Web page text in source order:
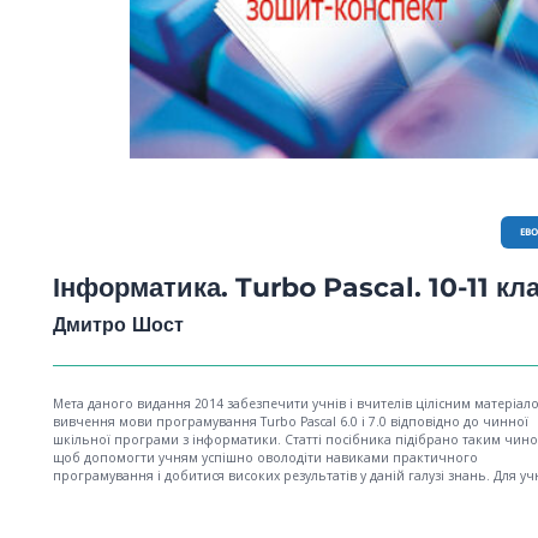
Інформатика. Turbo Pascal. 10-11
Дмитро Шост
Мета даного видання 2014 забезпечити учнiв i вчителiв цілісним
вивчення мови програмування Turbo Pascal 6.0 i 7.0 вiдповiдно до чинної
шкiльної програми з iнформатики. Статті посiбника підiбрано таким
щоб допомогти учням успiшно оволодiти навиками практичного
програмування i добитися високих результатів у даній галузі знань. Для